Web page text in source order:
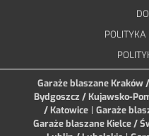
Garaże blaszane Kraków
Bydgoszcz / Kujawsko-
/ Katowice| Garaże
Garaże blaszane Kielce /